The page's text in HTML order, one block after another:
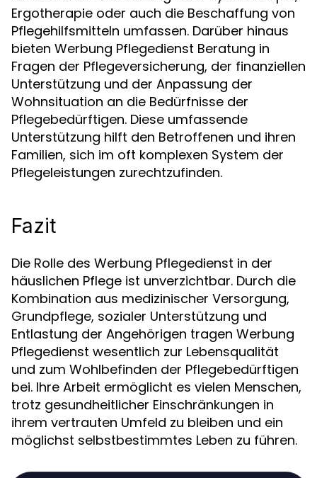
Ergotherapie oder auch die Beschaffung von
Pflegehilfsmitteln umfassen. Darüber hinaus
bieten Werbung Pflegedienst Beratung in
Fragen der Pflegeversicherung, der finanziellen
Unterstützung und der Anpassung der
Wohnsituation an die Bedürfnisse der
Pflegebedürftigen. Diese umfassende
Unterstützung hilft den Betroffenen und ihren
Familien, sich im oft komplexen System der
Pflegeleistungen zurechtzufinden.
Fazit
Die Rolle des Werbung Pflegedienst in der
häuslichen Pflege ist unverzichtbar. Durch die
Kombination aus medizinischer Versorgung,
Grundpflege, sozialer Unterstützung und
Entlastung der Angehörigen tragen Werbung
Pflegedienst wesentlich zur Lebensqualität
und zum Wohlbefinden der Pflegebedürftigen
bei. Ihre Arbeit ermöglicht es vielen Menschen,
trotz gesundheitlicher Einschränkungen in
ihrem vertrauten Umfeld zu bleiben und ein
möglichst selbstbestimmtes Leben zu führen.